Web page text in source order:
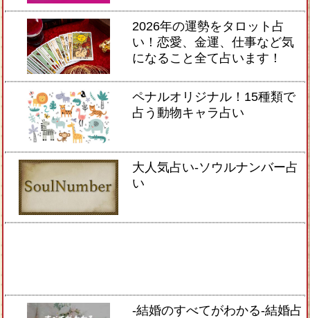
2026年の運勢をタロット占
い！恋愛、金運、仕事など気
になること全て占います！
ペナルオリジナル！15種類で
占う動物キャラ占い
大人気占い-ソウルナンバー占
い
-結婚のすべてがわかる-結婚占